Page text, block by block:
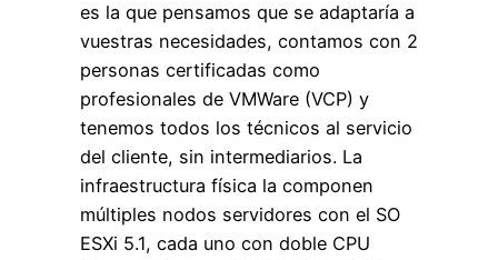
es la que pensamos que se adaptaría a
vuestras necesidades, contamos con 2
personas certificadas como
profesionales de VMWare (VCP) y
tenemos todos los técnicos al servicio
del cliente, sin intermediarios. La
infraestructura física la componen
múltiples nodos servidores con el SO
ESXi 5.1, cada uno con doble CPU